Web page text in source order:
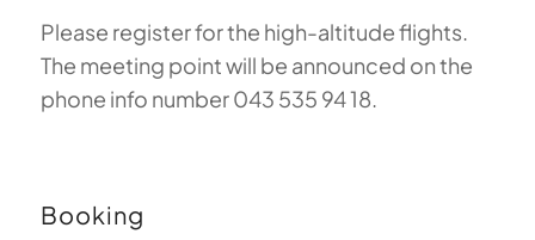
Please register for the high-altitude flights.
The meeting point will be announced on the
phone info number 043 535 94 18.
Booking